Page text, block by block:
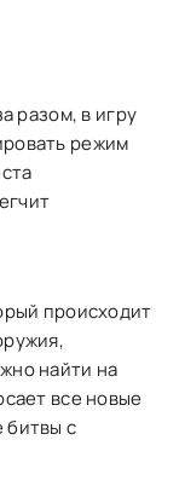
разом, в игру
режим
происходит
найти на
все новые
с